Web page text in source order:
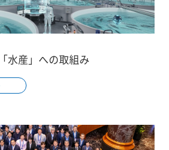
水産」への取組み